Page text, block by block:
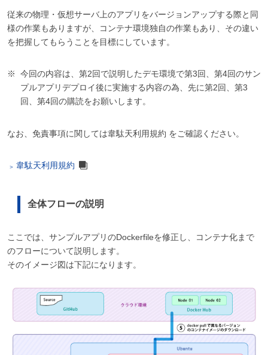
従来の物理・仮想サーバ上のアプリをバージョンアップする際と同
様の作業もありますが、コンテナ環境独自の作業もあり、その違い
を把握してもらうことを目標にしています。
今回の内容は、第2回で説明したデモ環境で第3回、第4回のサン
プルアプリデプロイ後に実施する内容の為、先に第2回、第3
回、第4回の購読をお願いします。
なお、免責事項に関しては韋駄天利用規約 をご確認ください。
韋駄天利用規約
全体フローの説明
ここでは、サンプルアプリのDockerfileを修正し、コンテナ化まで
のフローについて説明します。
そのイメージ図は下記になります。